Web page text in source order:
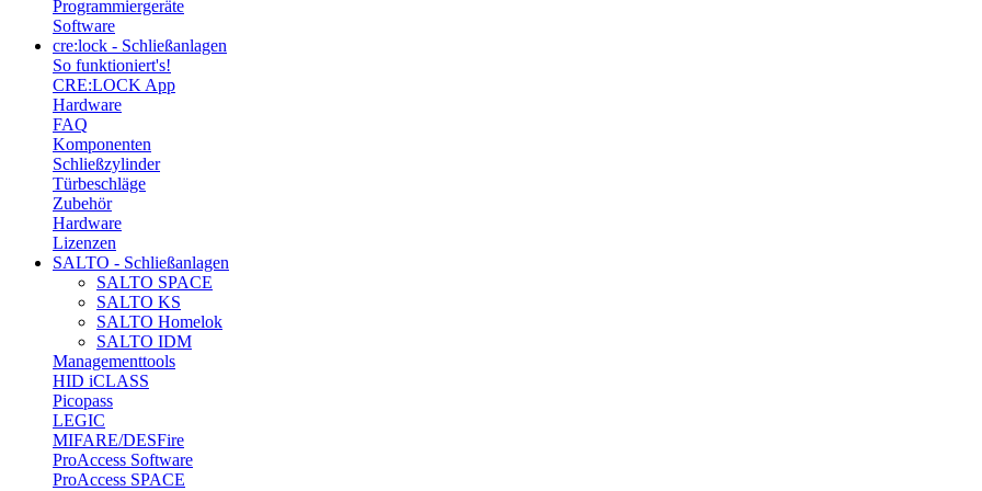
Programmiergeräte
Software
cre:lock - Schließanlagen
So funktioniert's!
CRE:LOCK App
Hardware
FAQ
Komponenten
Schließzylinder
Türbeschläge
Zubehör
Hardware
Lizenzen
SALTO - Schließanlagen
SALTO SPACE
SALTO KS
SALTO Homelok
SALTO IDM
Managementtools
HID iCLASS
Picopass
LEGIC
MIFARE/DESFire
ProAccess Software
ProAccess SPACE